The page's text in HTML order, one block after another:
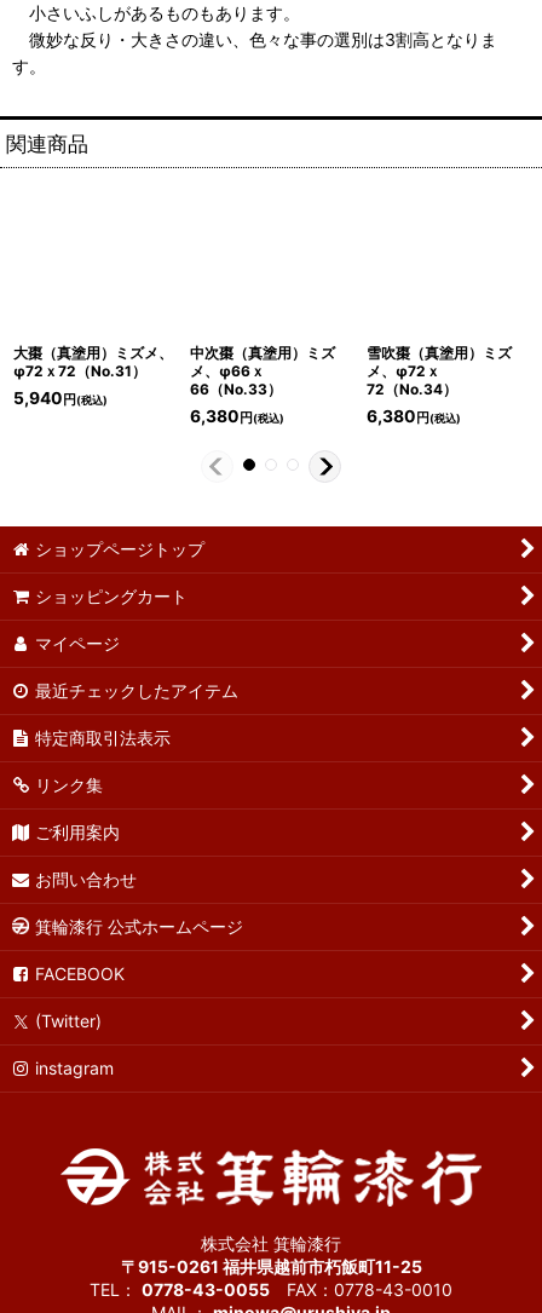
小さいふしがあるものもあります。
微妙な反り・大きさの違い、色々な事の選別は3割高となりま
す。
関連商品
大棗（真塗用）ミズメ、
φ72ｘ72（No.31）
5,940 円(税込)
中次棗（真塗用）ミズ
メ、φ66ｘ
66（No.33）
6,380 円(税込)
雪吹棗（真塗用）ミズ
メ、φ72ｘ
72（No.34）
6,380 円(税込)
ショップページトップ
ショッピングカート
マイページ
最近チェックしたアイテム
特定商取引法表示
リンク集
ご利用案内
お問い合わせ
箕輪漆行 公式ホームページ
FACEBOOK
(Twitter)
instagram
株式会社 箕輪漆行
〒915-0261 福井県越前市朽飯町11-25
TEL： 0778-43-0055 FAX：0778-43-0010